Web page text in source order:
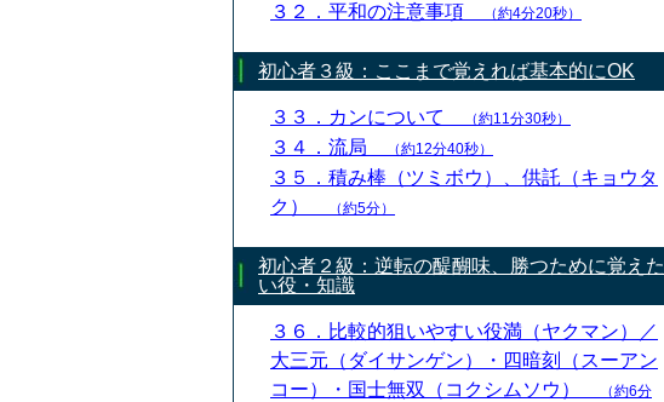
３２．平和の注意事項 （約4分20秒）
初心者３級：ここまで覚えれば基本的にOK
３３．カンについて （約11分30秒）
３４．流局 （約12分40秒）
３５．積み棒（ツミボウ）、供託（キョウタ
ク）
（約5分）
初心者２級：逆転の醍醐味、勝つために覚えた
い役・知識
３６．比較的狙いやすい役満（ヤクマン）／
大三元（ダイサンゲン）・四暗刻（スーアン
コー）・国士無双（コクシムソウ）
（約6分